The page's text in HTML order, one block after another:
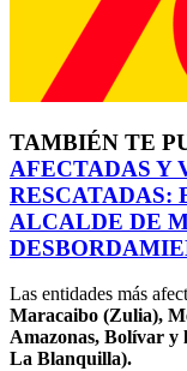
TAMBIÉN TE
AFECTADAS Y
RESCATADAS:
ALCALDE DE
Las entidades más
Maracaibo (Zulia),
Amazonas, Bolívar y
La Blanquilla).